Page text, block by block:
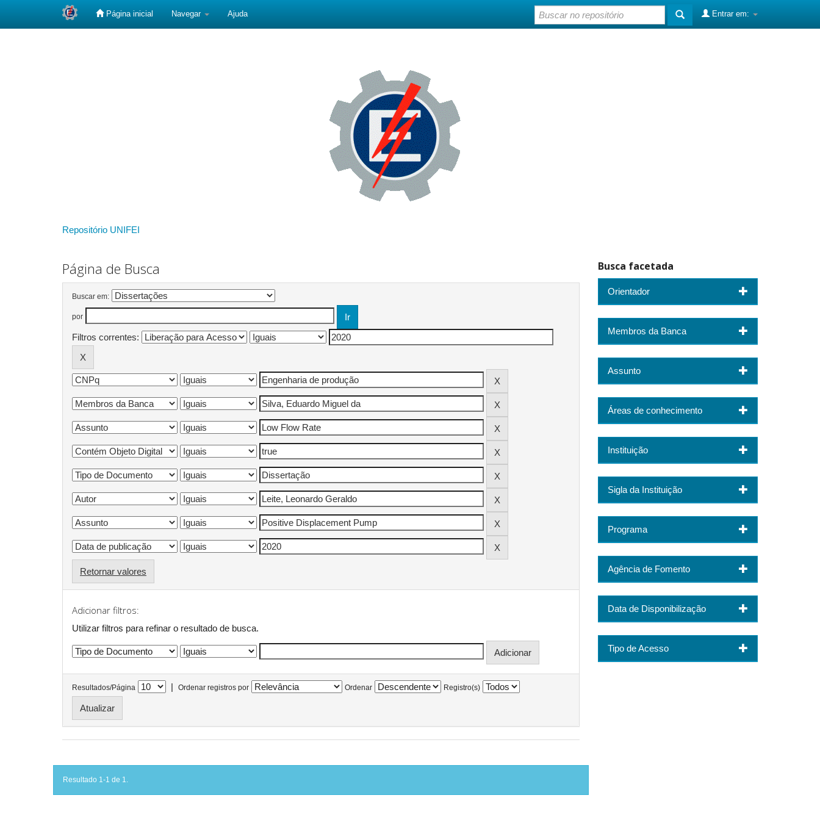
Página inicial Navegar Ajuda Entrar em:
Repositório UNIFEI
Página de Busca
Buscar em:
por
Filtros correntes:
Retornar valores
Adicionar filtros:
Utilizar filtros para refinar o resultado de busca.
Resultados/Página | Ordenar registros por Ordenar Registro(s)
Resultado 1-1 de 1.
Busca facetada
Orientador
Membros da Banca
Assunto
Áreas de conhecimento
Instituição
Sigla da Instituição
Programa
Agência de Fomento
Data de Disponibilização
Tipo de Acesso